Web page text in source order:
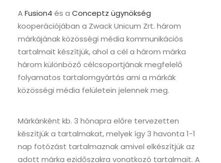
AFusion4 és a Conceptz ügynökség
kooperációjában a Zwack Unicum Zrt. három
márkájának közösségi média kommunikációs
tartalmait készítjük, ahol a cél a három márka
három különböző célcsoportjának megfelelő
folyamatos tartalomgyártás ami a márkák
közösségi média felületein jelennek meg.
Márkánként kb. 3 hónapra előre tervezetten
készítjük a tartalmakat, melyek így 3 havonta 1-1
nap fotózást tartalmaznak amivel elkészítjük az
adott márka ezidőszakra vonatkozó tartalmait. A